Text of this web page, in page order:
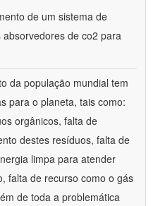
de um sistema de
de co2 para
da população mundial tem
para o planeta, tais como:
orgânicos, falta de
destes resíduos, falta de
limpa para atender
falta de recurso como o gás
de toda a problemática